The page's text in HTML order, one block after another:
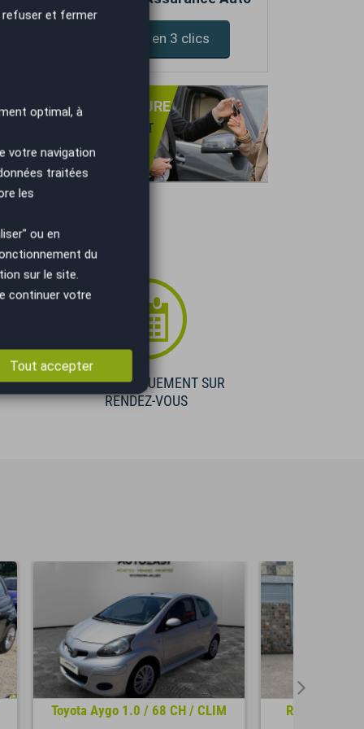
Devis assurance en 3 clics
DE VOTRE VOITURE
OBLIGATION D'ACHAT
GRATUITE
IMMÉDIAT.
VISIBLE UNIQUEMENT SUR
RENDEZ-VOUS
Toyota Aygo 1.0 / 68 CH / CLIM
Renault Clio
refuser et fermer
optimal, à
votre navigation
traitées
les
ou en
du
sur le site.
continuer votre
Tout accepter